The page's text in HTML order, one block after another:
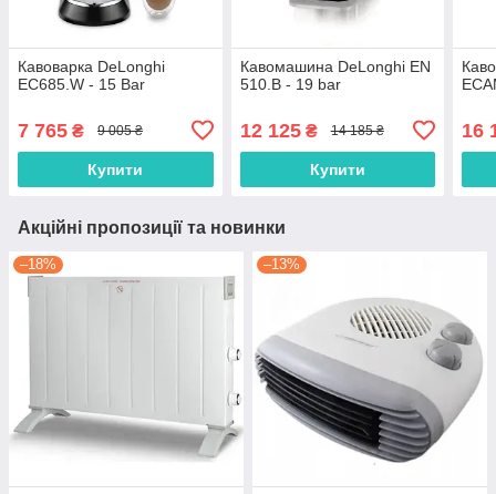
Кавоварка DeLonghi
EC685.W - 15 Bar
7 765 ₴ 9 005 ₴
Купити
Кавомашина DeLonghi EN
510.B - 19 bar
12 125₴ 14 185 ₴
Купити
16
Акційні пропозиції та новинки
–18% –13%